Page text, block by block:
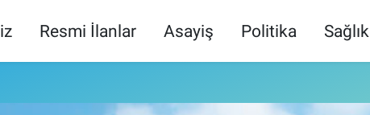
Resmi İlanlar Asayiş Politika Sağlık